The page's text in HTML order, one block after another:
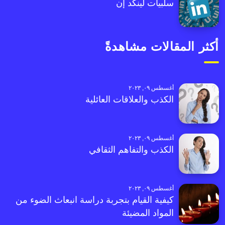
سلبيات لينكد إن
أكثر المقالات مشاهدةً
أغسطس ٠٩, ٢٠٢٣
الكذب والعلاقات العائلية
أغسطس ٠٩, ٢٠٢٣
الكذب والتفاهم الثقافي
أغسطس ٠٩, ٢٠٢٣
كيفية القيام بتجربة دراسة انبعاث الضوء من
المواد المضيئة